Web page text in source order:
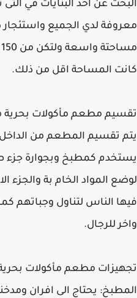
البحث عن احد البنايات في
معروفة لدي الجميع واستئجار
كانت المساحة اقل من ذلك.
تقسيم مطعم مأكولات بحرية
يتم تقسيم المطعم من الداخل
يستخدم كمطبخ وبجوارة
لوضع المواد الخام بة
فيها الناس لتناول وجباتهم
واخر للرجال.
تجهيزات مطعم مأكولات
المطبخ: يحتاج الى افران